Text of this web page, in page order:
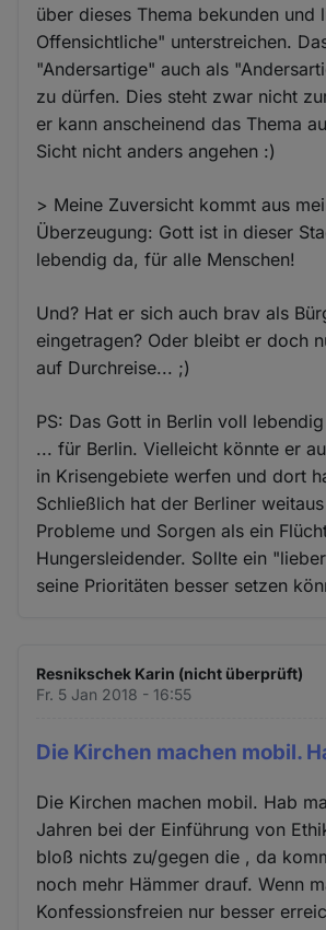
über dieses Thema bekunden und
Offensichtliche" unterstreichen.
"Andersartige" auch als
zu dürfen. Dies steht zwar nicht
er kann anscheinend das Thema
Sicht nicht anders angehen :)
> Meine Zuversicht kommt aus
Überzeugung: Gott ist in dieser
lebendig da, für alle Menschen!
Und? Hat er sich auch brav als
eingetragen? Oder bleibt er doch
auf Durchreise... ;)
PS: Das Gott in Berlin voll
... für Berlin. Vielleicht könnte er
in Krisengebiete werfen und dort
Schließlich hat der Berliner
Probleme und Sorgen als ein
Hungersleidender. Sollte ein
seine Prioritäten besser setzen
Resnikschek Karin (nicht überprüft)
Fr. 5 Jan 2018 - 16:55
Die Kirchen machen mobil.
Die Kirchen machen mobil. Hab
Jahren bei der Einführung von
bloß nichts zu/gegen die , da
noch mehr Hämmer drauf. Wenn
Konfessionsfreien nur besser